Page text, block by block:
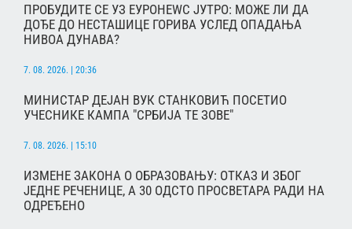
ПРОБУДИТЕ СЕ УЗ ЕУРОНЕWС ЈУТРО: МОЖЕ ЛИ ДА
ДОЂЕ ДО НЕСТАШИЦЕ ГОРИВА УСЛЕД ОПАДАЊА
НИВОА ДУНАВА?
7. 08. 2026. | 20:36
МИНИСТАР ДЕЈАН ВУК СТАНКОВИЋ ПОСЕТИО
УЧЕСНИКЕ КАМПА "СРБИЈА ТЕ ЗОВЕ"
7. 08. 2026. | 15:10
ИЗМЕНЕ ЗАКОНА О ОБРАЗОВАЊУ: ОТКАЗ И ЗБОГ
ЈЕДНЕ РЕЧЕНИЦЕ, А 30 ОДСТО ПРОСВЕТАРА РАДИ НА
ОДРЕЂЕНО